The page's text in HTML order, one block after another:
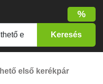
%
első kerékpár